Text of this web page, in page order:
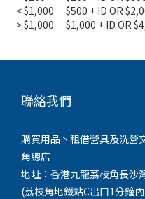
< $1,000
$500 + ID OR
> $1,000 $1,000 + ID OR
聯絡我們
購買用品丶租借營具及洗營
角總店
地址：香港九龍荔枝角長沙
(荔枝角地鐵站C出口1分鐘